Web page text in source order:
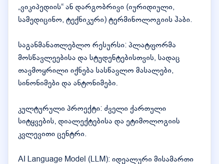
„ვიკიპედიის“ ან დარგობრივი (იურიდიული,
სამედიცინო, ტექნიკური) ტერმინოლოგიის ჰაბი.
საგანმანათლებლო რესურსი: პლატფორმა
მოსწავლეებისა და სტუდენტებისთვის, სადაც
თავმოყრილი იქნება სასწავლო მასალები,
სინონიმები და ანტონიმები.
კულტურული პროექტი: ძველი ქართული
სიტყვების, დიალექტებისა და ეტიმოლოგიის
კვლევითი ცენტრი.
AI Language Model (LLM): იდეალური მისამართი